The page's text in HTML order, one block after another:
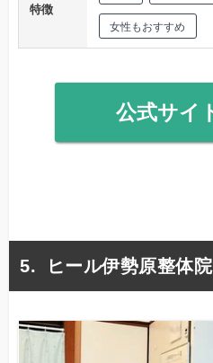
特徴
女性もおすすめ
公式サイ
ヒール伊勢原整体院